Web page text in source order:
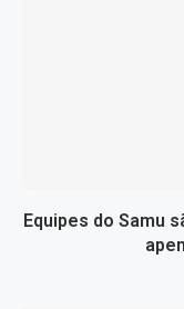
Equipes do Samu